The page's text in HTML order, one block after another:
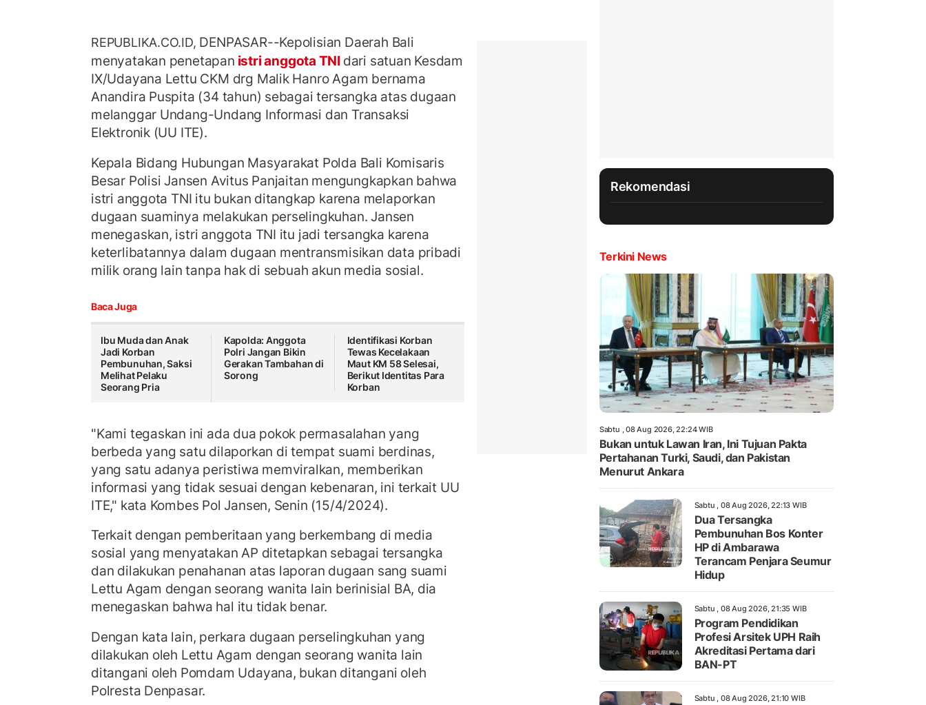
REPUBLIKA.CO.ID, DENPASAR--Kepolisian Daerah Bali
menyatakan penetapan istri anggota TNI dari satuan Kesdam
IX/Udayana Lettu CKM drg Malik Hanro Agam bernama
Anandira Puspita (34 tahun) sebagai tersangka atas dugaan
melanggar Undang-Undang Informasi dan Transaksi
Elektronik (UU ITE).
Kepala Bidang Hubungan Masyarakat Polda Bali Komisaris
Besar Polisi Jansen Avitus Panjaitan mengungkapkan bahwa
istri anggota TNI itu bukan ditangkap karena melaporkan
dugaan suaminya melakukan perselingkuhan. Jansen
menegaskan, istri anggota TNI itu jadi tersangka karena
keterlibatannya dalam dugaan mentransmisikan data pribadi
milik orang lain tanpa hak di sebuah akun media sosial.
Baca Juga
Ibu Muda dan Anak
Jadi Korban
Pembunuhan, Saksi
Melihat Pelaku
Seorang Pria
Kapolda: Anggota
Polri Jangan Bikin
Gerakan Tambahan di
Sorong
Identifikasi Korban
Tewas Kecelakaan
Maut KM 58 Selesai,
Berikut Identitas Para
Korban
"Kami tegaskan ini ada dua pokok permasalahan yang
berbeda yang satu dilaporkan di tempat suami berdinas,
yang satu adanya peristiwa memviralkan, memberikan
informasi yang tidak sesuai dengan kebenaran, ini terkait UU
ITE," kata Kombes Pol Jansen, Senin (15/4/2024).
Terkait dengan pemberitaan yang berkembang di media
sosial yang menyatakan AP ditetapkan sebagai tersangka
dan dilakukan penahanan atas laporan dugaan sang suami
Lettu Agam dengan seorang wanita lain berinisial BA, dia
menegaskan bahwa hal itu tidak benar.
Dengan kata lain, perkara dugaan perselingkuhan yang
dilakukan oleh Lettu Agam dengan seorang wanita lain
ditangani oleh Pomdam Udayana, bukan ditangani oleh
Polresta Denpasar.
Rekomendasi
Terkini News
Sabtu , 08 Aug 2026, 22:24 WIB
Bukan untuk Lawan Iran, Ini Tujuan Pakta
Pertahanan Turki, Saudi, dan Pakistan
Menurut Ankara
Sabtu , 08 Aug 2026, 22:13 WIB
Dua Tersangka
Pembunuhan Bos Konter
HP di Ambarawa
Terancam Penjara Seumur
Hidup
Sabtu , 08 Aug 2026, 21:35 WIB
Program Pendidikan
Profesi Arsitek UPH Raih
Akreditasi Pertama dari
BAN-PT
Sabtu , 08 Aug 2026, 21:10 WIB